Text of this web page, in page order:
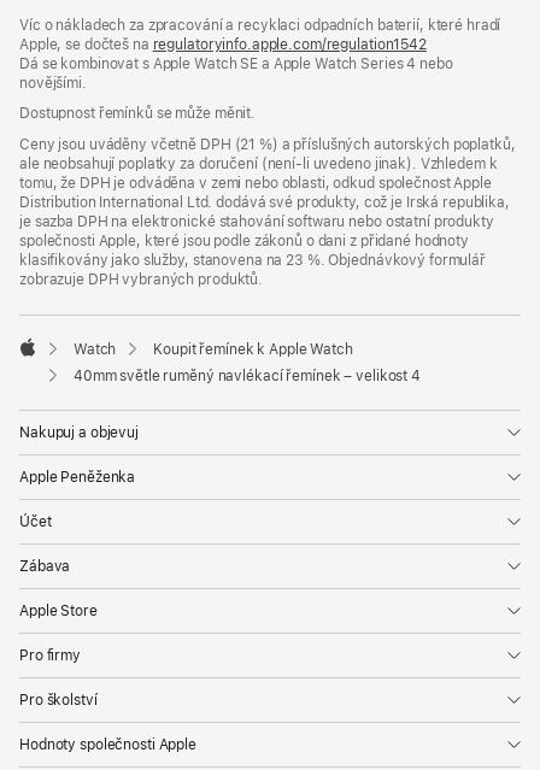
v novém
okně)
Víc o nákladech za zpracování a recyklaci odpadních baterií, které hradí
Apple, se dočteš na regulatoryinfo.apple.com/regulation1542(otevře
se
Dá se kombinovat s Apple Watch SE a Apple Watch Series 4 nebo
novějšími.
Dostupnost řemínků se může měnit.
Ceny jsou uváděny včetně DPH (21 %) a příslušných autorských poplatků,
ale neobsahují poplatky za doručení (není-li uvedeno jinak). Vzhledem k
tomu, že DPH je odváděna v zemi nebo oblasti, odkud společnost Apple
Distribution International Ltd. dodává své produkty, což je Irská republika,
je sazba DPH na elektronické stahování softwaru nebo ostatní produkty
společnosti Apple, které jsou podle zákonů o dani z přidané hodnoty
klasifikovány jako služby, stanovena na 23 %. Objednávkový formulář
zobrazuje DPH vybraných produktů.
Apple
Watch
Koupit řemínek k Apple Watch
40mm světle ruměný navlékací řemínek – velikost 4
Nakupuj a objevuj
Apple Peněženka
Účet
Zábava
Apple Store
Pro firmy
Pro školství
Hodnoty společnosti Apple